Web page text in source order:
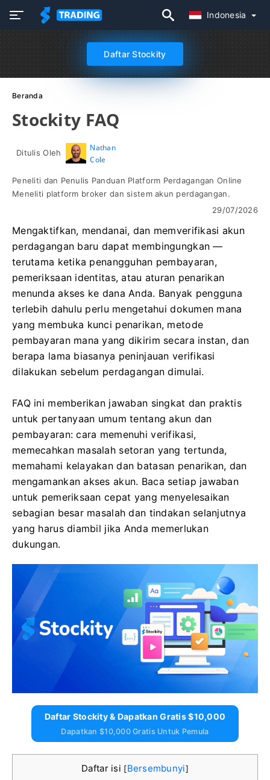
Indonesia
Daftar Stockity
Beranda
Stockity FAQ
Ditulis Oleh
Nathan
Cole
Peneliti dan Penulis Panduan Platform Perdagangan Online
Meneliti platform broker dan sistem akun perdagangan.
29/07/2026
Mengaktifkan, mendanai, dan memverifikasi akun
perdagangan baru dapat membingungkan —
terutama ketika penangguhan pembayaran,
pemeriksaan identitas, atau aturan penarikan
menunda akses ke dana Anda. Banyak pengguna
terlebih dahulu perlu mengetahui dokumen mana
yang membuka kunci penarikan, metode
pembayaran mana yang dikirim secara instan, dan
berapa lama biasanya peninjauan verifikasi
dilakukan sebelum perdagangan dimulai.
FAQ ini memberikan jawaban singkat dan praktis
untuk pertanyaan umum tentang akun dan
pembayaran: cara memenuhi verifikasi,
memecahkan masalah setoran yang tertunda,
memahami kelayakan dan batasan penarikan, dan
mengamankan akses akun. Baca setiap jawaban
untuk pemeriksaan cepat yang menyelesaikan
sebagian besar masalah dan tindakan selanjutnya
yang harus diambil jika Anda memerlukan
dukungan.
Daftar Stockity & Dapatkan Gratis $10,000
Dapatkan $10,000 Gratis Untuk Pemula
Daftar isi [Bersembunyi]